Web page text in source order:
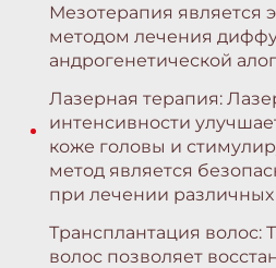
Мезотерапия является
методом лечения
андрогенетической
Лазерная терапия:
интенсивности
коже головы и
метод является
при лечении
Трансплантация волос:
волос позволяет